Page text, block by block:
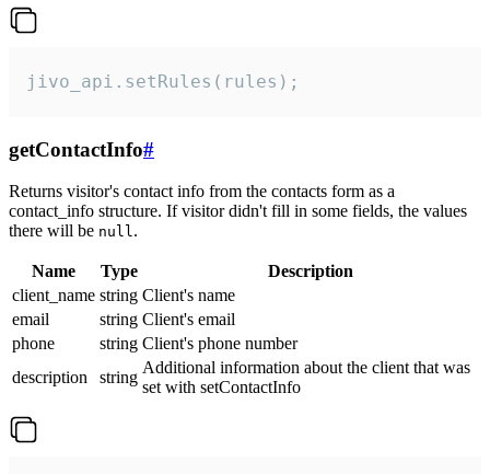
jivo_api.setRules(rules);
getContactInfo#
Returns visitor's contact info from the contacts form as a
contact_info structure. If visitor didn't fill in some fields, the values
there will be null.
Name Type
Description
client_name string Client's name
email
string Client's email
phone
string Client's phone number
description
string
Additional information about the client that was
set with setContactInfo